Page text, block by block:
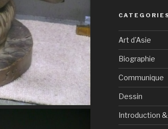
Art d'Asie
Biographie
Communique
Dessin
Introduction